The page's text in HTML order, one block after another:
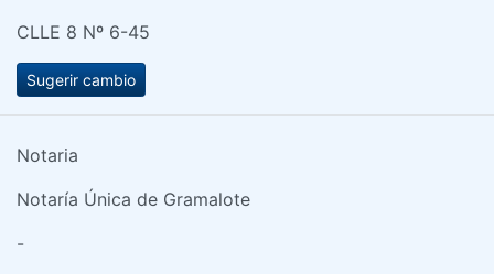
CLLE 8 Nº 6-45
Sugerir cambio
Notaria
Notaría Única de Gramalote
-